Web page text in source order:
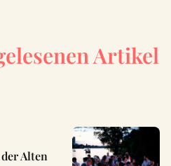
Artikel
Alten